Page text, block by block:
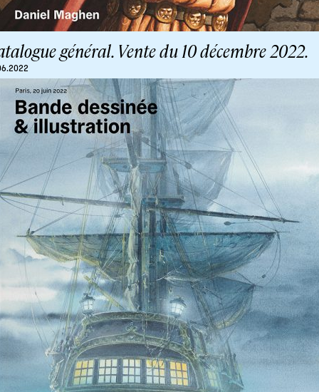
général. Vente du 10 décembre 2022.